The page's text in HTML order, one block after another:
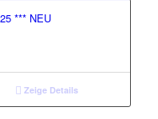
*** NEU
Zeige Details